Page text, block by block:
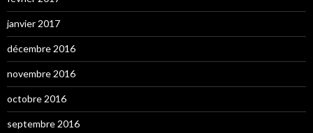
janvier 2017
décembre 2016
novembre 2016
octobre 2016
septembre 2016